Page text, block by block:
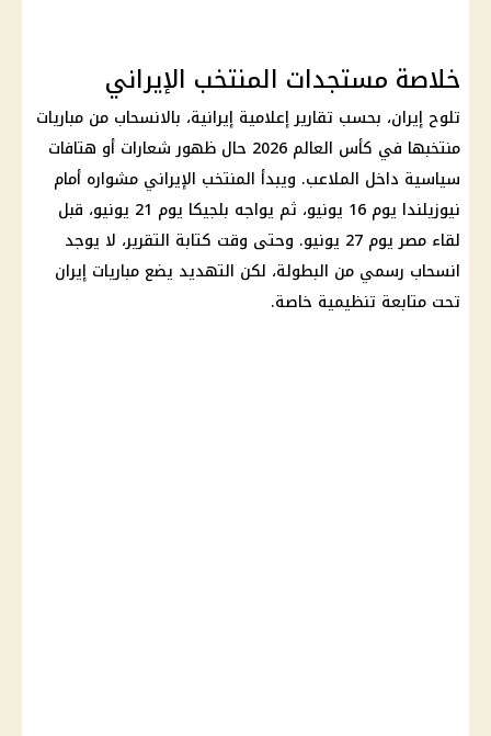
خلاصة مستجدات المنتخب الإيراني
تلوح إيران، بحسب تقارير إعلامية إيرانية، بالانسحاب من مباريات
منتخبها في كأس العالم 2026
حال ظهور شعارات أو هتافات
سياسية داخل الملاعب. ويبدأ المنتخب الإيراني مشواره أمام
نيوزيلندا يوم 16 يونيو، ثم يواجه بلجيكا يوم 21 يونيو، قبل
لقاء مصر يوم 27 يونيو. وحتى وقت كتابة التقرير، لا يوجد
انسحاب رسمي من البطولة، لكن التهديد يضع مباريات إيران
تحت متابعة تنظيمية خاصة.